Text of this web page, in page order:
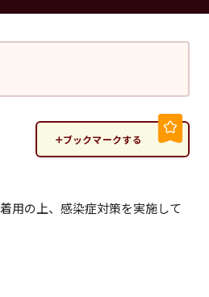
ブックマークする
用の上、感染症対策を実施して